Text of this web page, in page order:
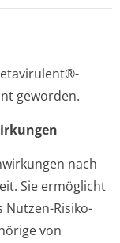
geworden.
nach
Sie ermöglicht
Risiko-
von